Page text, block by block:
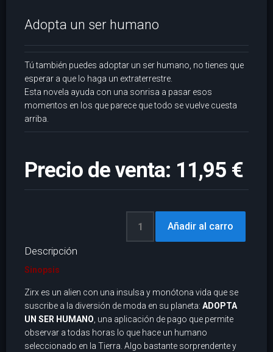
Adopta un ser humano
Tú también puedes adoptar un ser humano, no tienes que
esperar a que lo haga un extraterrestre.
Esta novela ayuda con una sonrisa a pasar esos
momentos en los que parece que todo se vuelve cuesta
arriba.
Precio de venta: 11,95 €
Descripción
Sinopsis
Zirx es un alien con una insulsa y monótona vida que se
suscribe a la diversión de moda en su planeta: ADOPTA
UN SER HUMANO, una aplicación de pago que permite
observar a todas horas lo que hace un humano
seleccionado en la Tierra. Algo bastante sorprendente y